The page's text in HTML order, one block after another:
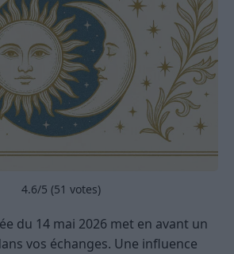
4.6/5 (51 votes)
du 14 mai 2026 met en avant un
vos échanges. Une influence